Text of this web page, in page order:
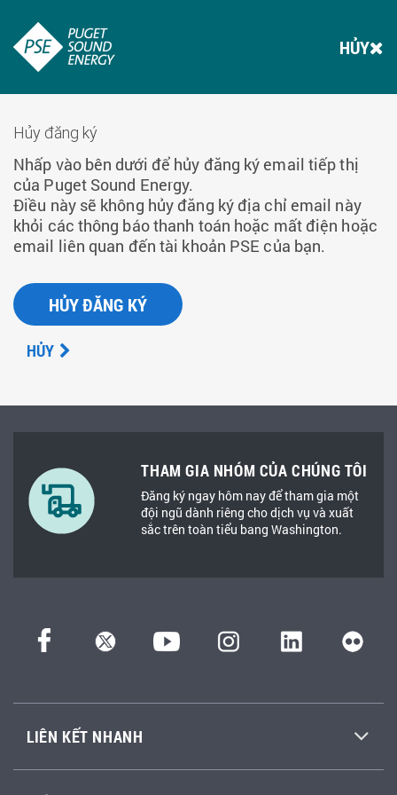
HỦY
Hủy đăng ký
Nhấp vào bên dưới để hủy đăng ký email tiếp thị
của Puget Sound Energy.
Điều này sẽ không hủy đăng ký địa chỉ email này
khỏi các thông báo thanh toán hoặc mất điện hoặc
email liên quan đến tài khoản PSE của bạn.
HỦY ĐĂNG KÝ
HỦY
THAM GIA NHÓM CỦA CHÚNG TÔI
Đăng ký ngay hôm nay để tham gia một
đội ngũ dành riêng cho dịch vụ và xuất
sắc trên toàn tiểu bang Washington.
LIÊN KẾT NHANH